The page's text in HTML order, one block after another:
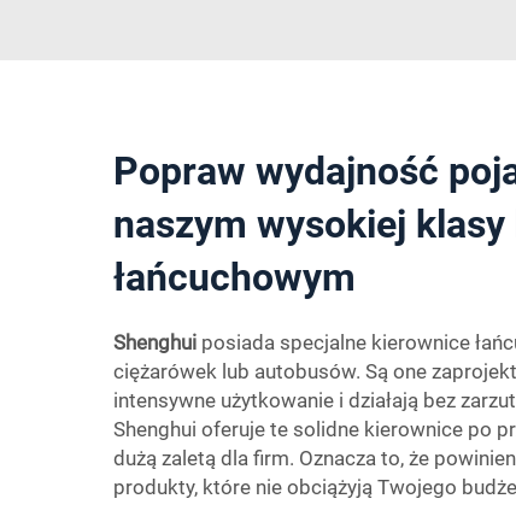
Popraw wydajność
naszym wysokiej
łańcuchowym
Shenghui posiada specjalne kierownice
ciężarówek lub autobusów. Są one
intensywne użytkowanie i działają bez
Shenghui oferuje te solidne kierownice po
dużą zaletą dla firm. Oznacza to, że
produkty, które nie obciążyją Twojego